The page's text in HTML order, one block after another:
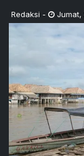
Redaksi - Jumat,